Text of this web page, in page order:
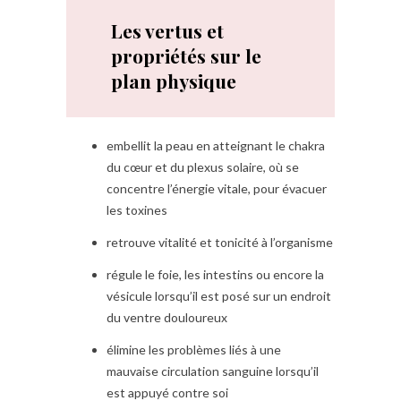
Les vertus et
propriétés sur le
plan physique
embellit la peau en atteignant le chakra
du cœur et du plexus solaire, où se
concentre l’énergie vitale, pour évacuer
les toxines
retrouve vitalité et tonicité à l’organisme
régule le foie, les intestins ou encore la
vésicule lorsqu’il est posé sur un endroit
du ventre douloureux
élimine les problèmes liés à une
mauvaise circulation sanguine lorsqu’il
est appuyé contre soi